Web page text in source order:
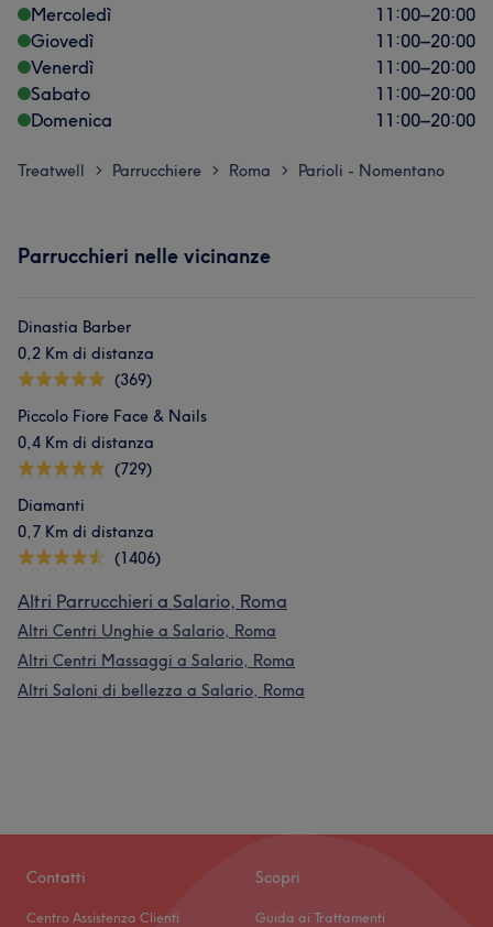
Mercoledì
11:00–20:00
Giovedì
11:00–20:00
Venerdì
11:00–20:00
Sabato
11:00–20:00
Domenica
11:00–20:00
Treatwell > Parrucchiere > Roma > Parioli - Nomentano
Parrucchieri nelle vicinanze
Dinastia Barber
0,2 Km di distanza
(369)
Piccolo Fiore Face & Nails
0,4 Km di distanza
(729)
Diamanti
0,7 Km di distanza
(1406)
Altri Parrucchieri a Salario, Roma
Altri Centri Unghie a Salario, Roma
Altri Centri Massaggi a Salario, Roma
Altri Saloni di bellezza a Salario, Roma
Contatti
Centro Assistenza Clienti
Scopri
Guida ai Trattamenti